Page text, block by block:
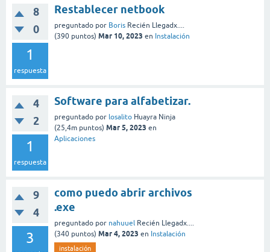
8
0
1
respuesta
Restablecer netbook
preguntado por Boris Recién Llegadx....
(390 puntos) Mar 10, 2023 en Instalación
4
2
1
respuesta
Software para alfabetizar.
preguntado por losalito Huayra Ninja
(25,4m puntos) Mar 5, 2023 en
Aplicaciones
9
4
3
como puedo abrir archivos
.exe
preguntado por nahuuel Recién Llegadx....
(340 puntos) Mar 4, 2023 en Instalación
instalación